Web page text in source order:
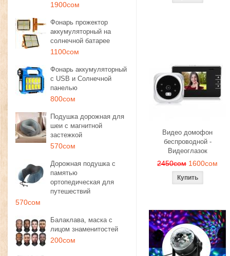
1900сом
Фонарь прожектор
аккумуляторный на
солнечной батарее
1100сом
Фонарь аккумуляторный
с USB и Солнечной
панелью
800сом
Подушка дорожная для
шеи с магнитной
застежкой
570сом
Дорожная подушка с
памятью
ортопедическая для
путешествий
570сом
Балаклава, маска с
лицом знаменитостей
200сом
Видео домофон
беспроводной -
Видеоглазок
2450сом 1600сом